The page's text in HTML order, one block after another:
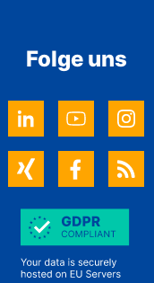
Folge uns